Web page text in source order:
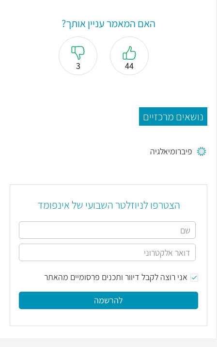
האם המאמר עניין אותך?
44
3
נושאים מרכזיים
פיברומיאלגיה
הצטרפו לניוזלטר השבועי של אינפומד
אני רוצה לקבל דיוור ותכנים פרסומיים מהאתר
להרשמה